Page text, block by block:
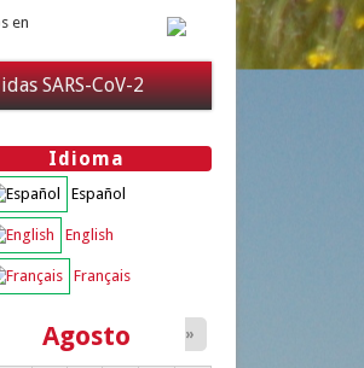
en
SARS-CoV-2
Idioma
Español
English
Français
Agosto »